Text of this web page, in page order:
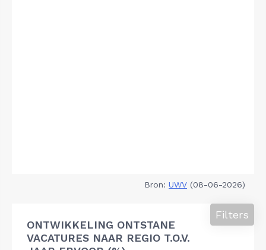
Bron: UWV (08-06-2026)
ONTWIKKELING ONTSTANE
VACATURES NAAR REGIO T.O.V.
Filters